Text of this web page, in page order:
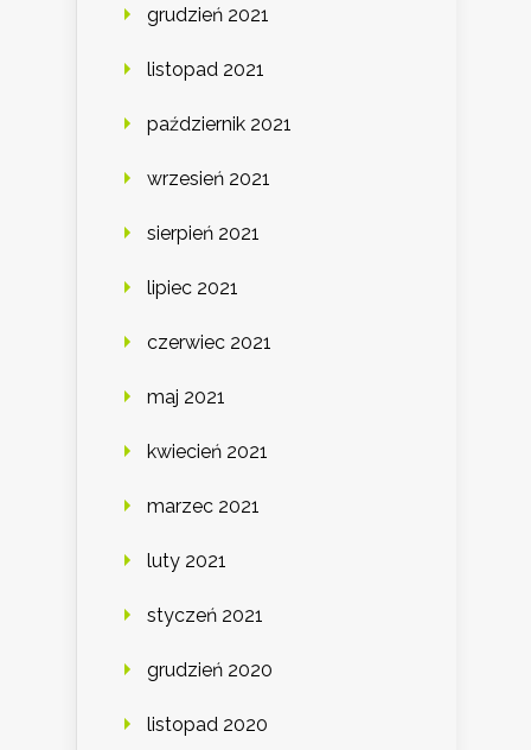
grudzień 2021
listopad 2021
październik 2021
wrzesień 2021
sierpień 2021
lipiec 2021
czerwiec 2021
maj 2021
kwiecień 2021
marzec 2021
luty 2021
styczeń 2021
grudzień 2020
listopad 2020